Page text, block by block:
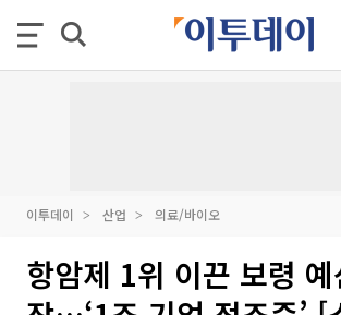
이투데이 산업 의료/바이오
항암제 1위 이끈 보령 예